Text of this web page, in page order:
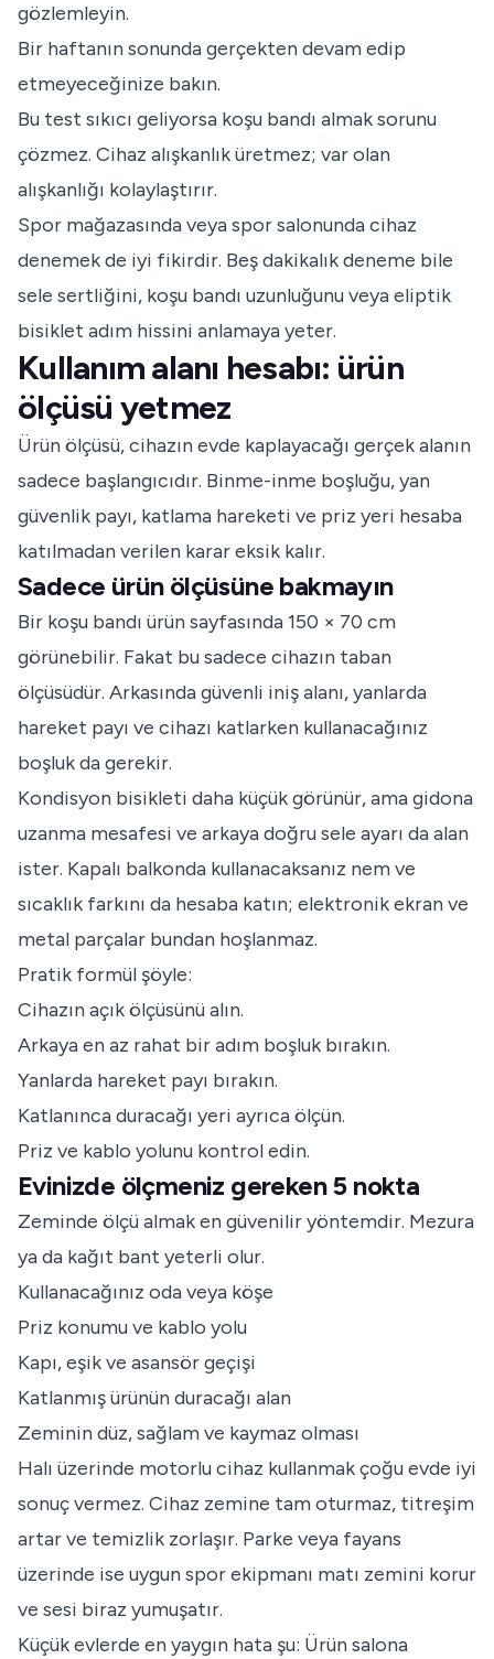
gözlemleyin.
Bir haftanın sonunda gerçekten devam edip
etmeyeceğinize bakın.
Bu test sıkıcı geliyorsa koşu bandı almak sorunu
çözmez. Cihaz alışkanlık üretmez; var olan
alışkanlığı kolaylaştırır.
Spor mağazasında veya spor salonunda cihaz
denemek de iyi fikirdir. Beş dakikalık deneme bile
sele sertliğini, koşu bandı uzunluğunu veya eliptik
bisiklet adım hissini anlamaya yeter.
Kullanım alanı hesabı: ürün
ölçüsü yetmez
Ürün ölçüsü, cihazın evde kaplayacağı gerçek alanın
sadece başlangıcıdır. Binme-inme boşluğu, yan
güvenlik payı, katlama hareketi ve priz yeri hesaba
katılmadan verilen karar eksik kalır.
Sadece ürün ölçüsüne bakmayın
Bir koşu bandı ürün sayfasında 150 × 70 cm
görünebilir. Fakat bu sadece cihazın taban
ölçüsüdür. Arkasında güvenli iniş alanı, yanlarda
hareket payı ve cihazı katlarken kullanacağınız
boşluk da gerekir.
Kondisyon bisikleti daha küçük görünür, ama gidona
uzanma mesafesi ve arkaya doğru sele ayarı da alan
ister. Kapalı balkonda kullanacaksanız nem ve
sıcaklık farkını da hesaba katın; elektronik ekran ve
metal parçalar bundan hoşlanmaz.
Pratik formül şöyle:
Cihazın açık ölçüsünü alın.
Arkaya en az rahat bir adım boşluk bırakın.
Yanlarda hareket payı bırakın.
Katlanınca duracağı yeri ayrıca ölçün.
Priz ve kablo yolunu kontrol edin.
Evinizde ölçmeniz gereken 5 nokta
Zeminde ölçü almak en güvenilir yöntemdir. Mezura
ya da kağıt bant yeterli olur.
Kullanacağınız oda veya köşe
Priz konumu ve kablo yolu
Kapı, eşik ve asansör geçişi
Katlanmış ürünün duracağı alan
Zeminin düz, sağlam ve kaymaz olması
Halı üzerinde motorlu cihaz kullanmak çoğu evde iyi
sonuç vermez. Cihaz zemine tam oturmaz, titreşim
artar ve temizlik zorlaşır. Parke veya fayans
üzerinde ise uygun spor ekipmanı matı zemini korur
ve sesi biraz yumuşatır.
Küçük evlerde en yaygın hata şu: Ürün salona